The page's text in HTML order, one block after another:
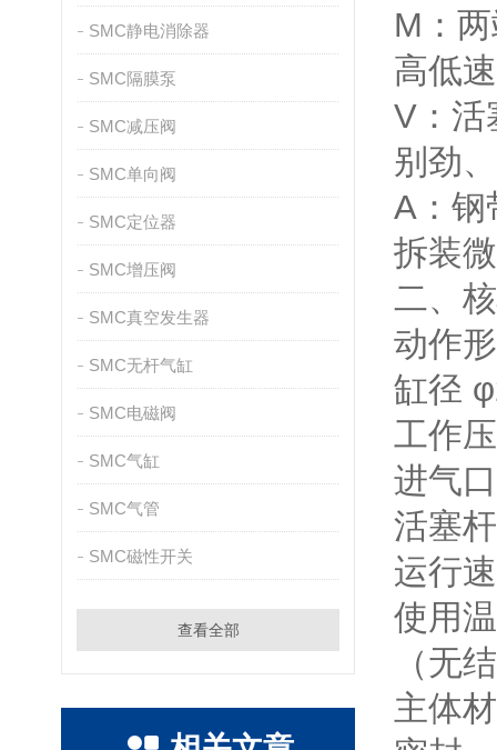
SMC静电消除器
SMC隔膜泵
SMC减压阀
SMC单向阀
SMC定位器
SMC增压阀
SMC真空发生器
SMC无杆气缸
SMC电磁阀
SMC气缸
SMC气管
SMC磁性开关
查看全部
M：
高低
V：活
别劲
A：钢
拆装
二、
动作
缸径
工作
进气
活塞
运行
使用
（无
主体